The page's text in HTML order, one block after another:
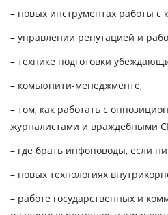
– новых инструментах работы
– управлении репутацией и
– технике подготовки
– комьюнити-менеджменте,
– том, как работать с
журналистами и враждебными
– где брать инфоповоды, если
– новых технологиях
– работе государственных и